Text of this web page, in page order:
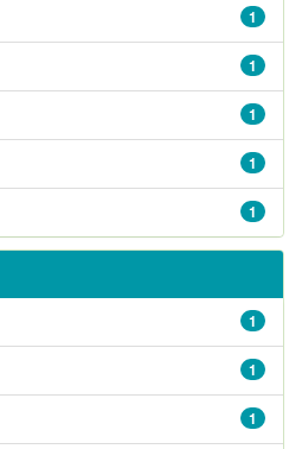
1
1
1
1
1
1
1
1